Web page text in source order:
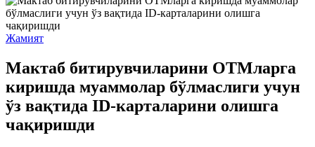
Жамият
Мактаб битирувчиларини ОТМларга
киришда муаммолар бўлмаслиги учун
ўз вақтида ID-карталарини олишга
чақиришди